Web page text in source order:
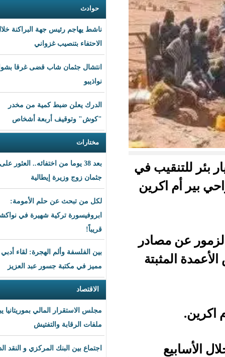
حوادث
ناشط يهاجم رئيس جهة البراكنة خلال
الاحتفاء بتنصيب غزواني
انتشال جثمان شاب قضى غرقا بشواطئ
نواذيبو
الدرك يعلن ضبط كمية من مخدر
"كوش" وتوقيف أربعة أشخاص
مختارات
بعد 38 يوما من اختفائه.. العثور على
جثمان زوج وزيرة إيطالية
لكل من تبحث عن حلم الأمومة:
ابروفيسورة تركية شهيرة في نواكشوط
بين الفلسفة وألم الهجرة: لقاء أدبي
مميز في مكتبة جسور عبد العزيز
مجلس الاستقرار المالي بموريتانيا يبحث
ملفات الرقابة والتفتيش
اجتماع بين البنك المركزي و النقد الدولي
في
أم اكرين